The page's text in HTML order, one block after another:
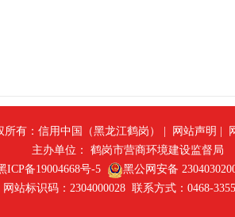
所有：信用中国（黑龙江鹤岗） | 网站声明
主办单位：
鹤岗市营商环境建设监督局
ICP备19004668号-5
黑公网安备
网站标识码：2304000028 联系方式：0468-